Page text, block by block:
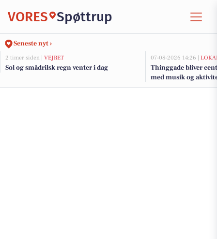
VORES Spøttrup
Seneste nyt ›
2 timer siden | VEJRET
Sol og smådrilsk regn venter i dag
07-08-2026 14:26 |
Thinggade bliver
med musik og
års jubilæum